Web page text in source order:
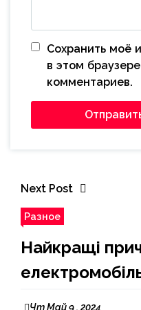
Сохранить моё
в этом
комментариев.
Next Post
Разное
Найкращі
Чт Май 9 , 2024